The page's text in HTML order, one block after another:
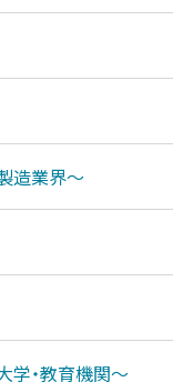
造業界～
学・教育機関～